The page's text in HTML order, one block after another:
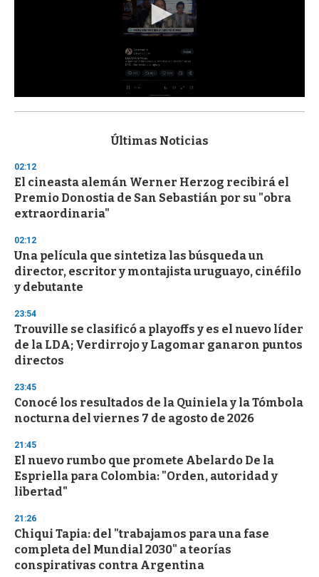
s
d
s
o
f
3
s
e
c
o
n
d
Últimas Noticias
02:12
El cineasta alemán Werner Herzog recibirá el
Premio Donostia de San Sebastián por su "obra
extraordinaria"
02:12
Una película que sintetiza las búsqueda un
director, escritor y montajista uruguayo, cinéfilo
y debutante
23:54
Trouville se clasificó a playoffs y es el nuevo líder
de la LDA; Verdirrojo y Lagomar ganaron puntos
directos
23:45
Conocé los resultados de la Quiniela y la Tómbola
nocturna del viernes 7 de agosto de 2026
21:45
El nuevo rumbo que promete Abelardo De la
Espriella para Colombia: "Orden, autoridad y
libertad"
21:26
Chiqui Tapia: del "trabajamos para una fase
completa del Mundial 2030" a teorías
conspirativas contra Argentina